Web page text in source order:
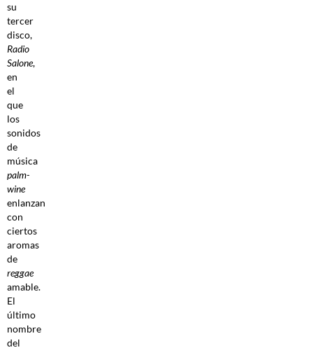
su
tercer
disco,
Radio
Salone,
en
el
que
los
sonidos
de
música
palm-
wine
enlanzan
con
ciertos
aromas
de
reggae
amable.
El
último
nombre
del